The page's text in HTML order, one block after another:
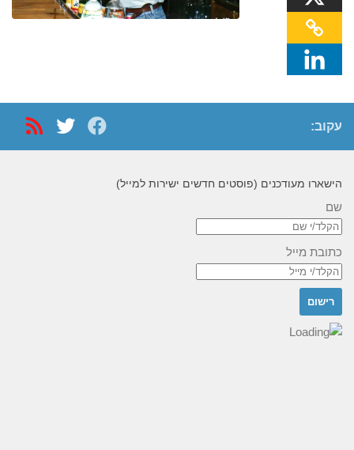
עקוב:
הישארו מעודכנים (פוסטים חדשים ישירות למייל)
שם
כתובת מייל